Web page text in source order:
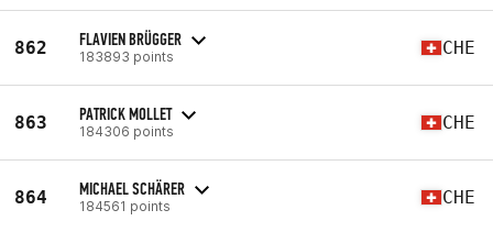
862 FLAVIEN BRÜGGER
183893 points CHE
863 PATRICK MOLLET
184306 points CHE
864 MICHAEL SCHÄRER
184561 points CHE